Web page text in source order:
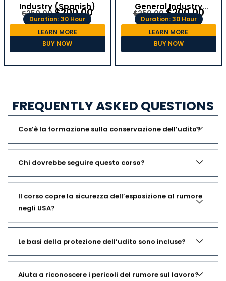
Industry (Spanish)
$250.00 $200.00
Duration: 30 Hour
LEARN MORE
BUY NOW
General Industry
(Spanish)
$250.00 $200.00
Duration: 30 Hour
LEARN MORE
BUY NOW
FREQUENTLY ASKED QUESTIONS
Cos’è la formazione sulla conservazione dell’udito?
Chi dovrebbe seguire questo corso?
Il corso copre la sicurezza dell’esposizione al rumore
negli USA?
Le basi della protezione dell’udito sono incluse?
Aiuta a riconoscere i pericoli del rumore sul lavoro?